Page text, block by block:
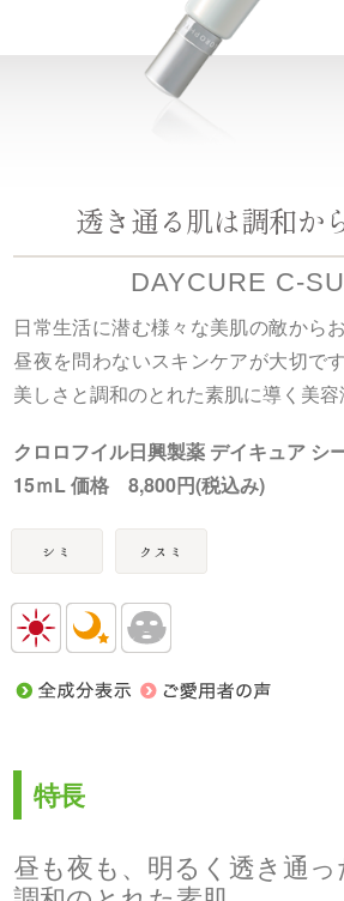
透き通る肌は調和か
DAYCURE C-
日常生活に潜む様々な美肌の敵から
昼夜を問わないスキンケアが大切で
美しさと調和のとれた素肌に導く美容
クロロフイル日興製薬 デイキュア シ
15ｍL 価格 8,800円(税込み)
特長
昼も夜も、明るく透き通っ